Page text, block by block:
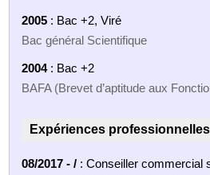
2005 : Bac +2, Viré
Bac général Scientifique
2004: Bac +2
BAFA (Brevet d’aptitude aux
Expériences professionnelles
08/2017 - / : Conseiller commercial